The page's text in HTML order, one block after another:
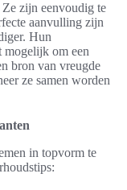
Ze zijn eenvoudig te
aanvulling zijn
Hun
mogelijk om een
bron van vreugde
ze samen worden
in topvorm te